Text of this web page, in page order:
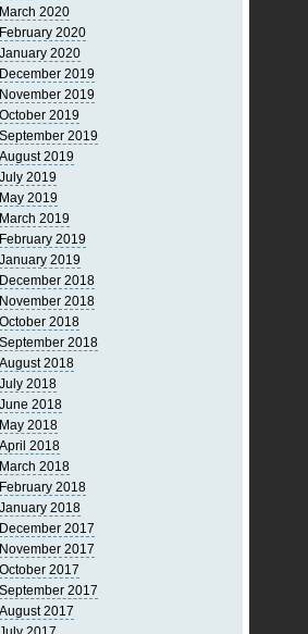
March 2020
February 2020
January 2020
December 2019
November 2019
October 2019
September 2019
August 2019
July 2019
May 2019
March 2019
February 2019
January 2019
December 2018
November 2018
October 2018
September 2018
August 2018
July 2018
June 2018
May 2018
April 2018
March 2018
February 2018
January 2018
December 2017
November 2017
October 2017
September 2017
August 2017